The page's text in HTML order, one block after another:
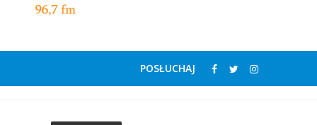
POSŁUCHAJ